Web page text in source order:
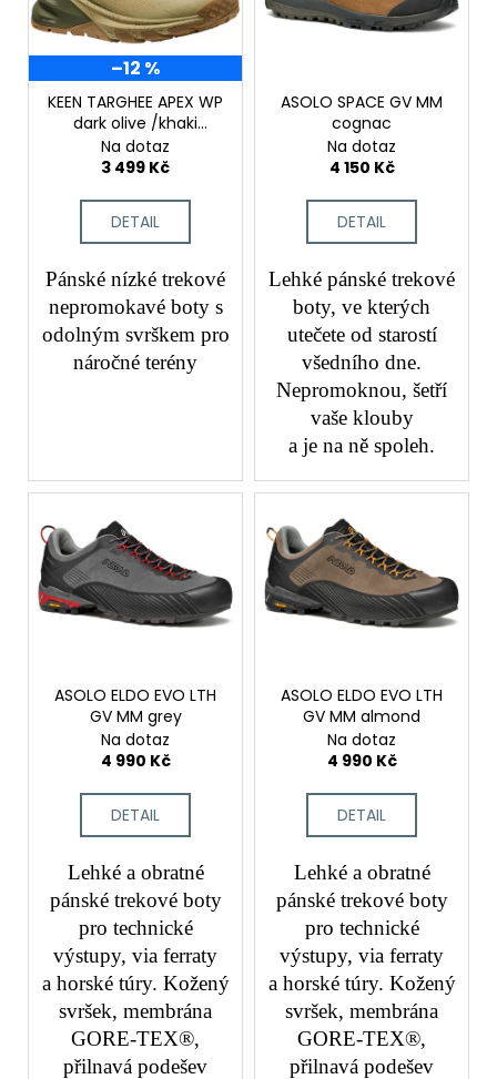
t
ů
s
p
r –12 %
KEEN TARGHEE APEX WP
dark olive /khaki
pánské trekové boty
Na dotaz
3 499 Kč
DETAIL
Pánské nízké trekové
nepromokavé boty s
odolným svrškem pro
náročné terény
ASOLO SPACE GV MM
cognac
Na dotaz
4 150 Kč
DETAIL
Lehké pánské trekové
boty, ve kterých
utečete od starostí
všedního dne.
Nepromoknou, šetří
vaše klouby
a je na ně spoleh.
ASOLO ELDO EVO LTH
GV MM grey
Na dotaz
4 990 Kč
DETAIL
Lehké a obratné
pánské trekové boty
pro technické
výstupy, via ferraty
a horské túry. Kožený
svršek, membrána
GORE-TEX®,
přilnavá podešev
ASOLO ELDO EVO LTH
GV MM almond
Na dotaz
4 990 Kč
DETAIL
Lehké a obratné
pánské trekové boty
pro technické
výstupy, via ferraty
a horské túry. Kožený
svršek, membrána
GORE-TEX®,
přilnavá podešev
u
e